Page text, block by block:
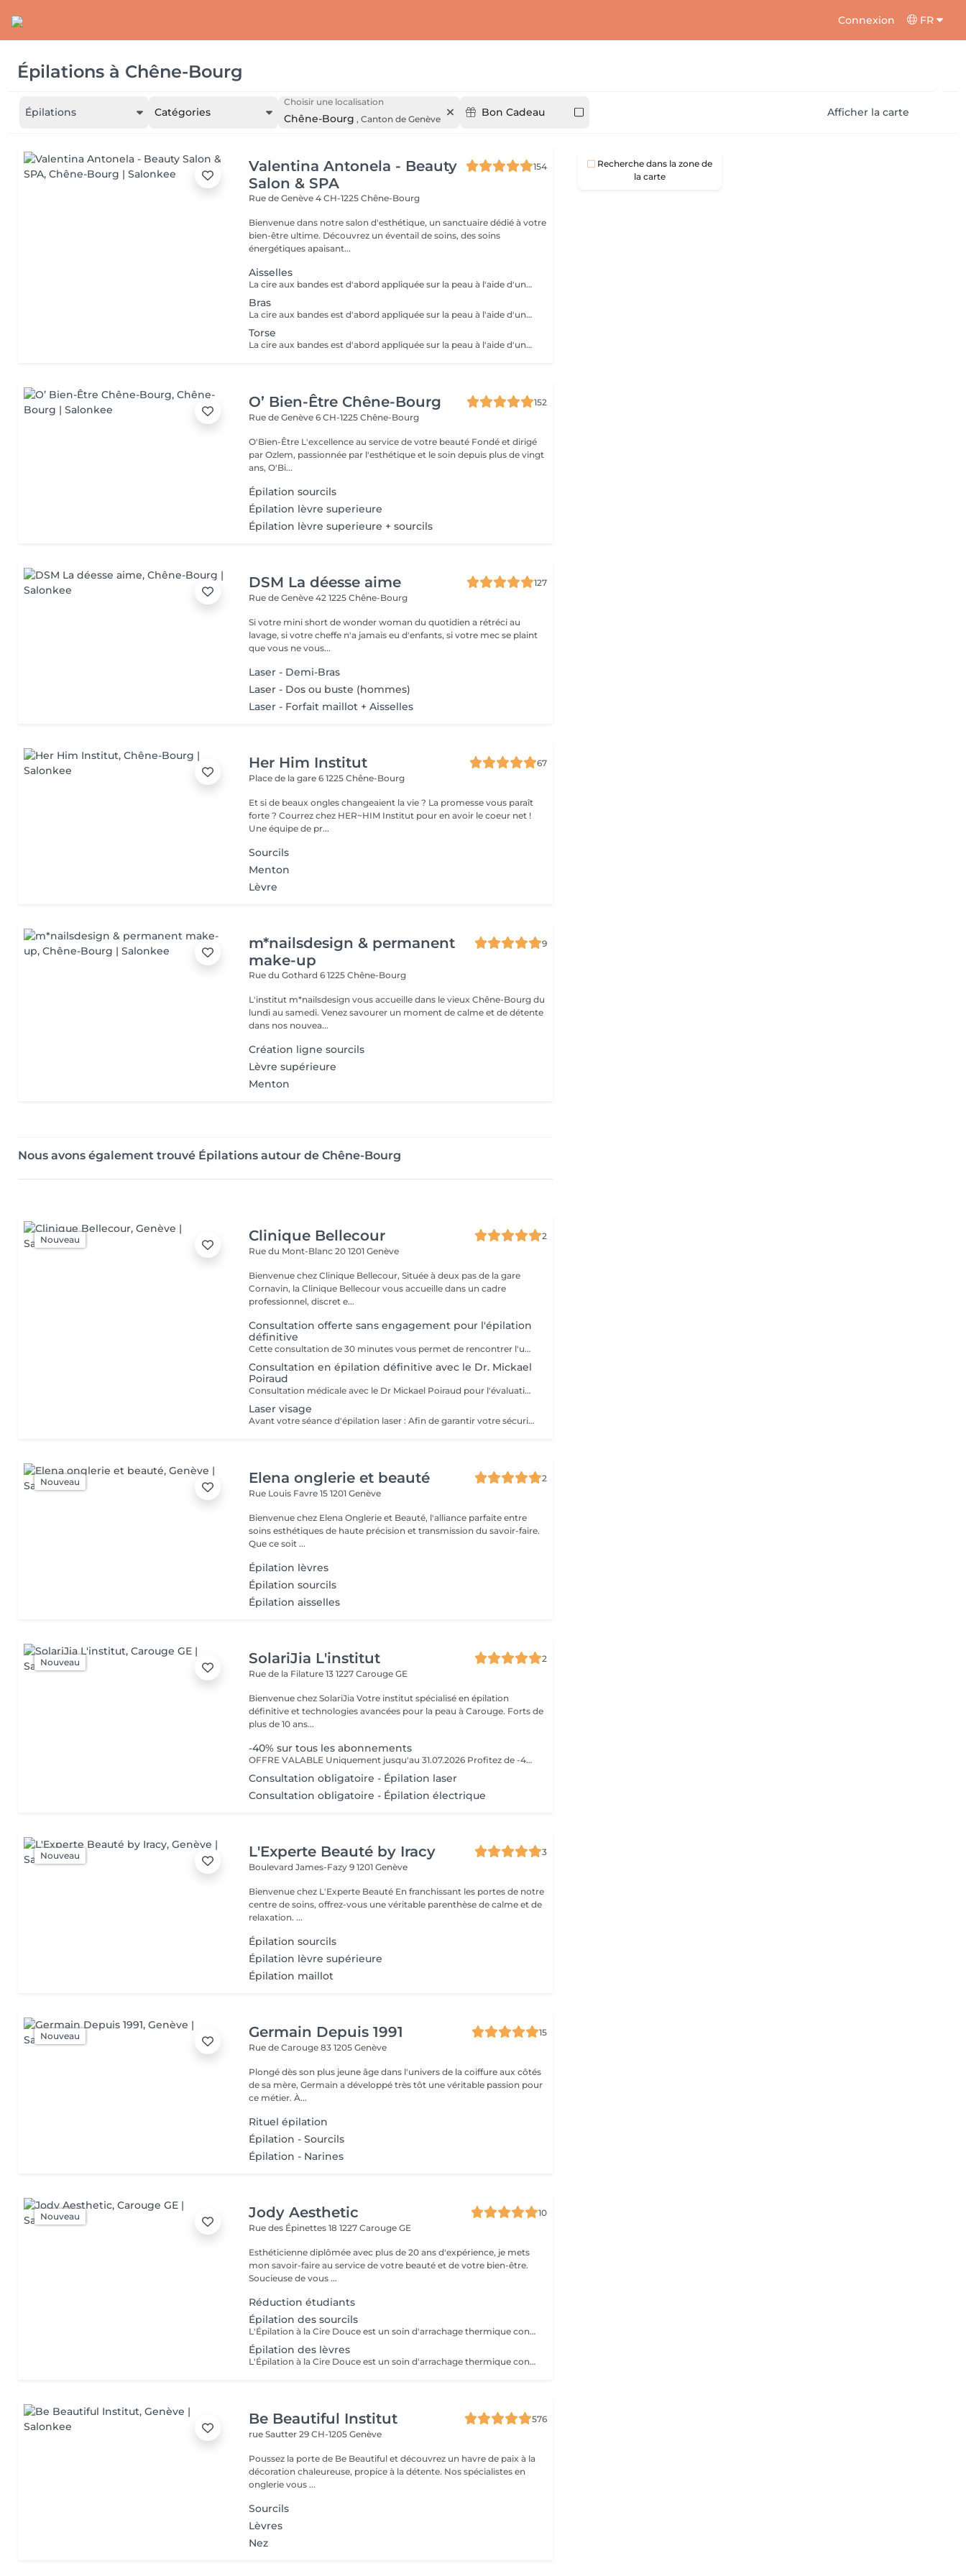
Connexion FR
Épilations à Chêne-Bourg
Épilations Catégories
Choisir une localisation
Chêne-Bourg , Canton de Genève
Bon Cadeau Afficher la carte
Valentina Antonela - Beauty
Salon & SPA
154
Rue de Genève 4CH-1225 Chêne-Bourg
Bienvenue dans notre salon d'esthétique, un sanctuaire dédié à votre
bien-être ultime. Découvrez un éventail de soins, des soins
énergétiques apaisant...
Aisselles
La cire aux bandes est d'abord appliquée sur la peau à l'aide d'une spatule, puis une bande de tissu ou de papier est pressée sur la cire. Après un bref temps de refroidissement, la bande est retirée d'un geste rapide, arrachant les poils avec elle. Cette combinaison permet une application précise de la cire et une extraction efficace des poils à la racine. La cire traditionnelle est chauffée, appliquée sur la peau avec une spatule, puis retirée sans bande. Elle arrache les poils à la racine, offrant une peau lisse pendant plusieurs semaines, mais nécessite une certaine habileté pour une utilisation réussie.
Bras
La cire aux bandes est d'abord appliquée sur la peau à l'aide d'une spatule, puis une bande de tissu ou de papier est pressée sur la cire. Après un bref temps de refroidissement, la bande est retirée d'un geste rapide, arrachant les poils avec elle. Cette combinaison permet une application précise de la cire et une extraction efficace des poils à la racine. La cire traditionnelle est chauffée, appliquée sur la peau avec une spatule, puis retirée sans bande. Elle arrache les poils à la racine, offrant une peau lisse pendant plusieurs semaines, mais nécessite une certaine habileté pour une utilisation réussie.
Torse
La cire aux bandes est d'abord appliquée sur la peau à l'aide d'une spatule, puis une bande de tissu ou de papier est pressée sur la cire. Après un bref temps de refroidissement, la bande est retirée d'un geste rapide, arrachant les poils avec elle. Cette combinaison permet une application précise de la cire et une extraction efficace des poils à la racine. La cire traditionnelle est chauffée, appliquée sur la peau avec une spatule, puis retirée sans bande. Elle arrache les poils à la racine, offrant une peau lisse pendant plusieurs semaines, mais nécessite une certaine habileté pour une utilisation réussie.
O’ Bien-Être Chêne-Bourg
152
Rue de Genève 6CH-1225 Chêne-Bourg
O'Bien-Être L'excellence au service de votre beauté Fondé et dirigé
par Ozlem, passionnée par l'esthétique et le soin depuis plus de vingt
ans, O'Bi...
Épilation sourcils
Épilation lèvre superieure
Épilation lèvre superieure + sourcils
DSM La déesse aime
127
Rue de Genève 421225 Chêne-Bourg
Si votre mini short de wonder woman du quotidien a rétréci au
lavage, si votre cheffe n'a jamais eu d'enfants, si votre mec se plaint
que vous ne vous...
Laser - Demi-Bras
Laser - Dos ou buste (hommes)
Laser - Forfait maillot + Aisselles
Her Him Institut
67
Place de la gare 61225 Chêne-Bourg
Et si de beaux ongles changeaient la vie ? La promesse vous paraît
forte ? Courrez chez HER~HIM Institut pour en avoir le coeur net !
Une équipe de pr...
Sourcils
Menton
Lèvre
m*nailsdesign & permanent
make-up
9
Rue du Gothard 61225 Chêne-Bourg
L'institut m*nailsdesign vous accueille dans le vieux Chêne-Bourg du
lundi au samedi. Venez savourer un moment de calme et de détente
dans nos nouvea...
Création ligne sourcils
Lèvre supérieure
Menton
Nous avons également trouvé Épilations autour de Chêne-Bourg
Nouveau Clinique Bellecour
2
Rue du Mont-Blanc 201201 Genève
Bienvenue chez Clinique Bellecour, Située à deux pas de la gare
Cornavin, la Clinique Bellecour vous accueille dans un cadre
professionnel, discret e...
Consultation offerte sans engagement pour l'épilation
définitive
Cette consultation de 30 minutes vous permet de rencontrer l'une de nos thérapeutes afin d'évaluer votre pilosité, votre type de peau et vos objectifs. Nous répondrons à toutes vos questions, établirons un plan de traitement personnalisé et vous remettrons un devis détaillé, sans aucun engagement. La consultation est offerte pour les traitements d'épilation laser et d'électrolyse. À la Clinique Bellecour, nous prenons le temps de vous conseiller afin de vous orienter vers la solution la plus adaptée à votre situation.
Consultation en épilation définitive avec le Dr. Mickael
Poiraud
Consultation médicale avec le Dr Mickael Poiraud pour l'évaluation et la prise en charge des cas complexes en épilation définitive, ainsi que pour les phototypes V et VI.
Laser visage
Avant votre séance d'épilation laser : Afin de garantir votre sécurité et l'efficacité du traitement, merci de vérifier les points suivants avant votre rendez-vous : Exposition au soleil : La zone à traiter ne doit pas avoir été exposée au soleil durant les 30 jours précédant la séance. Médicaments : Vous ne devez pas prendre de médicaments photosensibilisants. Si vous prenez du fer ou si un nouveau traitement a été prescrit depuis votre consultation, merci de contacter la Clinique avant votre rendez-vous. Grossesse et allaitement : Les traitements laser ne sont pas réalisés pendant la grossesse ou l'allaitement. Le jour de votre séance : Venez avec la zone parfaitement propre, sans crème, huile, déodorant, parfum, maquillage ni autobronzant. En cas de doute : Si l'une des situations ci-dessus vous concerne ou si votre état de santé a changé depuis votre dernier rendez-vous, merci de contacter la Clinique par WhatsApp au 078 669 63 44 avant de vous déplacer. Ces consignes permettent d'assurer un traitement efficace et réalisé dans les meilleures conditions de sécurité.
Nouveau Elena onglerie et beauté
2
Rue Louis Favre 151201 Genève
Bienvenue chez Elena Onglerie et Beauté, l'alliance parfaite entre
soins esthétiques de haute précision et transmission du savoir-faire.
Que ce soit ...
Épilation lèvres
Épilation sourcils
Épilation aisselles
Nouveau SolariJia L'institut
2
Rue de la Filature 131227 Carouge GE
Bienvenue chez SolariJia Votre institut spécialisé en épilation
définitive et technologies avancées pour la peau à Carouge. Forts de
plus de 10 ans...
-40% sur tous les abonnements
OFFRE VALABLE Uniquement jusqu'au 31.07.2026 Profitez de -40% sur tous nos abonnements ! Offre exceptionnelle valable sur l'épilation laser, l'épilation électrique et l'IPL.
Consultation obligatoire - Épilation laser
Consultation obligatoire - Épilation électrique
Nouveau L'Experte Beauté by Iracy
3
Boulevard James-Fazy 91201 Genève
Bienvenue chez L'Experte Beauté En franchissant les portes de notre
centre de soins, offrez-vous une véritable parenthèse de calme et de
relaxation. ...
Épilation sourcils
Épilation lèvre supérieure
Épilation maillot
Nouveau Germain Depuis 1991
15
Rue de Carouge 831205 Genève
Plongé dès son plus jeune âge dans l'univers de la coiffure aux côtés
de sa mère, Germain a développé très tôt une véritable passion pour
ce métier. À...
Rituel épilation
Épilation - Sourcils
Épilation - Narines
Nouveau Jody Aesthetic
10
Rue des Épinettes 181227 Carouge GE
Esthéticienne diplômée avec plus de 20 ans d'expérience, je mets
mon savoir-faire au service de votre beauté et de votre bien-être.
Soucieuse de vous ...
Réduction étudiants
Épilation des sourcils
L'Épilation à la Cire Douce est un soin d'arrachage thermique conçu pour éliminer les poils à la racine tout en respectant l'extrême fragilité de l'épiderme. Formulée à base d'ingrédients apaisants et hypoallergéniques, notre cire est parfaitement adaptée aux peaux sensibles et adhère uniquement aux poils sans coller à la peau pour limiter l'impact du retrait. Appliquée à basse température, sa douce chaleur dilate les pores pour retirer le poil avec son bulbe sans douleur excessive ni sensation de brûlure. Ce soin préserve la barrière cutanée, prévenant ainsi les irritations, les rougeurs persistantes et les petits boutons post-épilatoires. Idéale pour toutes les zones du corps et du visage, cette méthode garantit une peau incroyablement lisse, douce et nette pendant 3 à 4 semaines.
Épilation des lèvres
L'Épilation à la Cire Douce est un soin d'arrachage thermique conçu pour éliminer les poils à la racine tout en respectant l'extrême fragilité de l'épiderme. Formulée à base d'ingrédients apaisants et hypoallergéniques, notre cire est parfaitement adaptée aux peaux sensibles et adhère uniquement aux poils sans coller à la peau pour limiter l'impact du retrait. Appliquée à basse température, sa douce chaleur dilate les pores pour retirer le poil avec son bulbe sans douleur excessive ni sensation de brûlure. Ce soin préserve la barrière cutanée, prévenant ainsi les irritations, les rougeurs persistantes et les petits boutons post-épilatoires. Idéale pour toutes les zones du corps et du visage, cette méthode garantit une peau incroyablement lisse, douce et nette pendant 3 à 4 semaines.
Be Beautiful Institut
576
rue Sautter 29CH-1205 Genève
Poussez la porte de Be Beautiful et découvrez un havre de paix à la
décoration chaleureuse, propice à la détente. Nos spécialistes en
onglerie vous ...
Sourcils
Lèvres
Nez
Recherche dans la zone de
la carte